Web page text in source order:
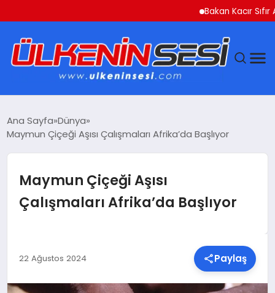
Bakan Kacır Sıfır
EKONOMI
GÜNDEM
MAGAZIN
Ana Sayfa Dünya
Maymun Çiçeği Aşısı Çalışmaları Afrika’da Başlıyor
Maymun Çiçeği Aşısı
Çalışmaları Afrika’da Başlıyor
22 Ağustos 2024 Paylaş